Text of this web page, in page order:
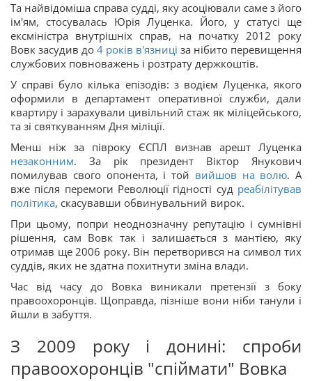
Та найвідоміша справа судді, яку асоціювали саме з його
ім'ям, стосувалась Юрія Луценка. Його, у статусі ще
ексміністра внутрішніх справ, на початку 2012 року
Вовк засудив до 4 років в'язниці за нібито перевищення
службових повноважень і розтрату держкоштів.
У справі було кілька епізодів: з водієм Луценка, якого
оформили в департамент оперативної служби, дали
квартиру і зарахували цивільний стаж як міліцейського,
та зі святкуванням Дня міліції.
Менш ніж за півроку ЄСПЛ визнав арешт Луценка
незаконним. За рік президент Віктор Янукович
помилував свого опонента, і той вийшов на волю. А
вже після перемоги Революції гідності суд реабілітував
політика, скасувавши обвинувальний вирок.
При цьому, попри неоднозначну репутацію і сумнівні
рішення, сам Вовк так і залишається з мантією, яку
отримав ще 2006 року. Він перетворився на символ тих
суддів, яких не здатна похитнути зміна влади.
Час від часу до Вовка виникали претензії з боку
правоохоронців. Щоправда, пізніше вони ніби танули і
йшли в забуття.
З 2009 року і донині: спроби
правоохоронців "спіймати" Вовка